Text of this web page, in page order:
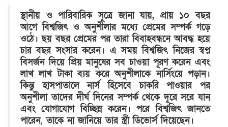
স্থানীয় ও পারিবারিক সূত্রে জানা যায়, প্রায় ১০ বছর
আগে বিশ্বজিৎ ও অনুশীলার মধ্যে প্রেমের সম্পর্ক গড়ে
ওঠে। ছয় বছর প্রেমের পর তারা বিবাহবন্ধনে আবদ্ধ হয়ে
চার বছর সংসার করেন। এ সময় বিশ্বজিৎ নিজের স্বপ্ন
বিসর্জন দিয়ে প্রিয় মানুষের সব চাওয়া পূরণ করেন এবং
লাখ লাখ টাকা ব্যয় করে অনুশীলাকে নার্সিংয়ে পড়ান।
কিন্তু হাসপাতালে নার্স হিসেবে চাকরি পাওয়ার পর
অনুশীলা তাদের দীর্ঘ দিনের সম্পর্ক থেকে দূরে সরে যান
এবং যোগাযোগ বিচ্ছিন্ন করেন। পরে বিশ্বজিৎ জানতে
পারেন, তাকে না জানিয়ে তার স্ত্রী ডিভোর্স দিয়েছেন।